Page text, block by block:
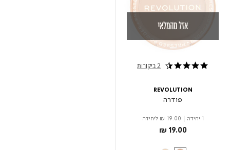
אזל מהמלאי
4.5 star rating 2 ביקורות
REVOLUTION
פודרה
1 יחידה ₪ 19.00 ליחידה
₪ 19.00